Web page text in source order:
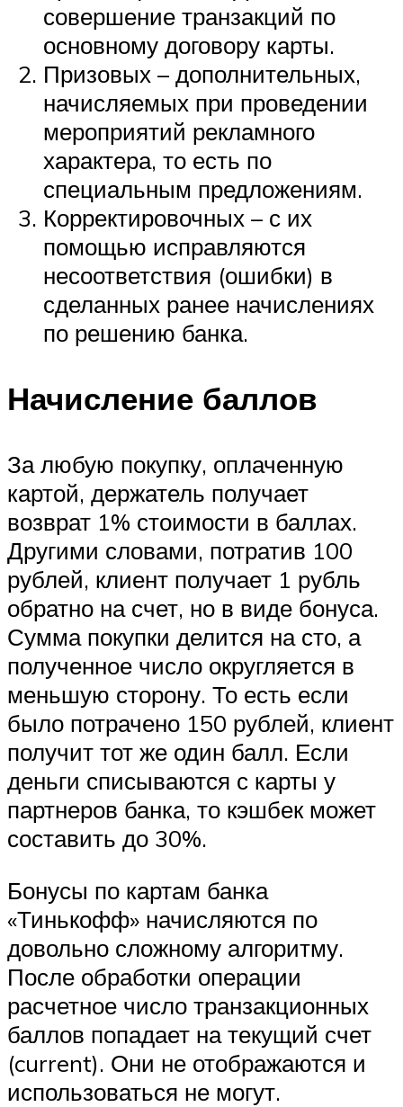
совершение транзакций по
основному договору карты.
Призовых – дополнительных,
начисляемых при проведении
мероприятий рекламного
характера, то есть по
специальным предложениям.
Корректировочных – с их
помощью исправляются
несоответствия (ошибки) в
сделанных ранее начислениях
по решению банка.
Начисление баллов
За любую покупку, оплаченную
картой, держатель получает
возврат 1% стоимости в баллах.
Другими словами, потратив 100
рублей, клиент получает 1 рубль
обратно на счет, но в виде бонуса.
Сумма покупки делится на сто, а
полученное число округляется в
меньшую сторону. То есть если
было потрачено 150 рублей, клиент
получит тот же один балл. Если
деньги списываются с карты у
партнеров банка, то кэшбек может
составить до 30%.
Бонусы по картам банка
«Тинькофф» начисляются по
довольно сложному алгоритму.
После обработки операции
расчетное число транзакционных
баллов попадает на текущий счет
(current). Они не отображаются и
использоваться не могут.